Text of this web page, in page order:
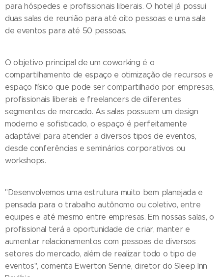
para hóspedes e profissionais liberais. O hotel já possui
duas salas de reunião para até oito pessoas e uma sala
de eventos para até 50 pessoas.
O objetivo principal de um coworking é o
compartilhamento de espaço e otimização de recursos e
espaço físico que pode ser compartilhado por empresas,
profissionais liberais e freelancers de diferentes
segmentos de mercado. As salas possuem um design
moderno e sofisticado, o espaço é perfeitamente
adaptável para atender a diversos tipos de eventos,
desde conferências e seminários corporativos ou
workshops.
"Desenvolvemos uma estrutura muito bem planejada e
pensada para o trabalho autônomo ou coletivo, entre
equipes e até mesmo entre empresas. Em nossas salas, o
profissional terá a oportunidade de criar, manter e
aumentar relacionamentos com pessoas de diversos
setores do mercado, além de realizar todo o tipo de
eventos", comenta Ewerton Senne, diretor do Sleep Inn